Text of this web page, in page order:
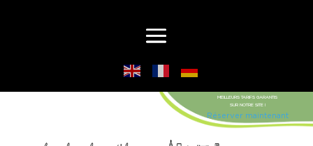
MEILLEURS TARIFS GARANTIS
SUR NOTRE SITE !
Réserver maintenant